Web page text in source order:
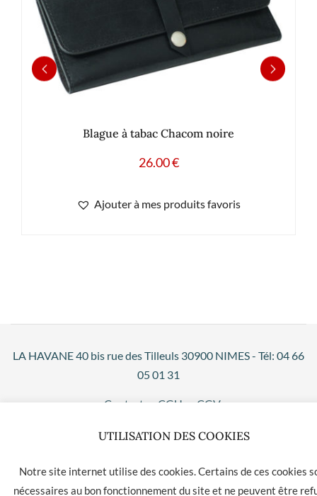
Blague à tabac Chacom noire
26.00€
Ajouter à mes produits favoris
LA HAVANE 40 bis rue des Tilleuls 30900 NIMES - Tél: 04 66
05 01 31
Contact CGU CGV
UTILISATION DES COOKIES
Notre site internet utilise des cookies. Certains de ces cookies
nécessaires au bon fonctionnement du site et ne peuvent être